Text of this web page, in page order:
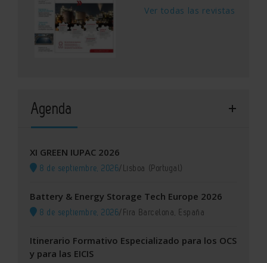
Ver todas las revistas
Agenda
XI GREEN IUPAC 2026
8 de septiembre, 2026/Lisboa (Portugal)
Battery & Energy Storage Tech Europe 2026
8 de septiembre, 2026/Fira Barcelona, España
Itinerario Formativo Especializado para los OCS
y para las EICIS